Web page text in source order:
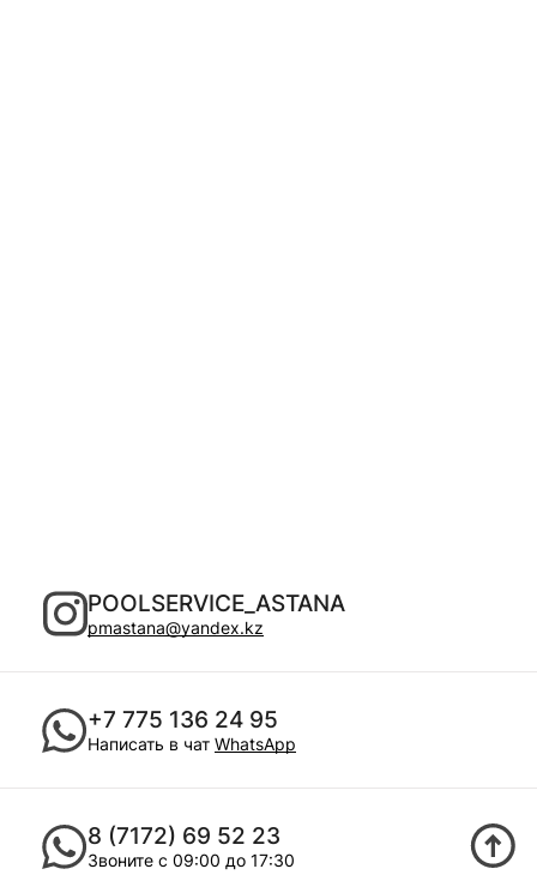
POOLSERVICE_ASTANA
pmastana@yandex.kz
+7 775 136 24 95
Написать в чат WhatsApp
8 (7172) 69 52 23
Звоните с 09:00 до 17:30